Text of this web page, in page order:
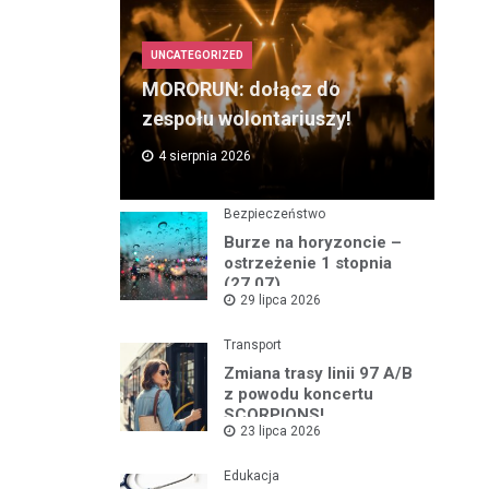
UNCATEGORIZED
MORORUN: dołącz do
zespołu wolontariuszy!
4 sierpnia 2026
Bezpieczeństwo
Burze na horyzoncie –
ostrzeżenie 1 stopnia
(27.07)
29 lipca 2026
Transport
Zmiana trasy linii 97 A/B
z powodu koncertu
SCORPIONS!
23 lipca 2026
Edukacja